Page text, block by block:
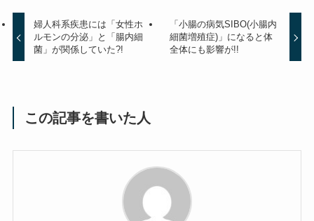
婦人科系疾患には「女性ホ
ルモンの分泌」と「腸内細
菌」が関係していた?!
「小腸の病気SIBO(小腸内
細菌増殖症)」になると体
全体にも影響が!!
この記事を書いた人